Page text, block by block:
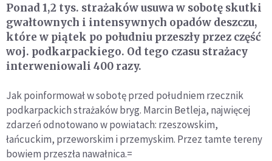
Ponad 1,2 tys. strażaków usuwa w sobotę skutki
gwałtownych i intensywnych opadów deszczu,
które w piątek po południu przeszły przez część
woj. podkarpackiego. Od tego czasu strażacy
interweniowali 400 razy.
Jak poinformował w sobotę przed południem rzecznik
podkarpackich strażaków bryg. Marcin Betleja, najwięcej
zdarzeń odnotowano w powiatach: rzeszowskim,
łańcuckim, przeworskim i przemyskim. Przez tamte tereny
bowiem przeszła nawałnica.=